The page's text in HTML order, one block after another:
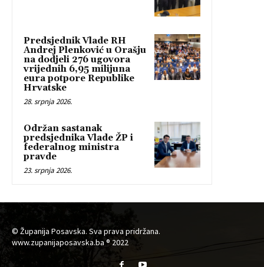
Predsjednik Vlade RH
Andrej Plenković u Orašju
na dodjeli 276 ugovora
vrijednih 6,95 milijuna
eura potpore Republike
Hrvatske
28. srpnja 2026.
Održan sastanak
predsjednika Vlade ŽP i
federalnog ministra
pravde
23. srpnja 2026.
© Županija Posavska. Sva prava pridržana.
www.zupanijaposavska.ba ® 2022